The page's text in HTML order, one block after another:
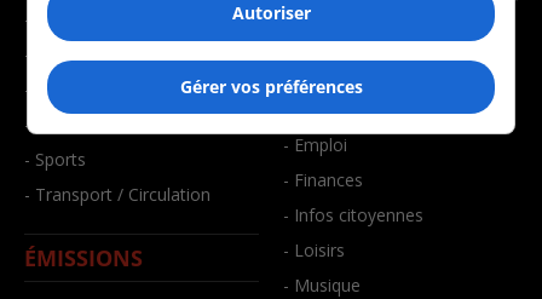
- Éducation
- Environnement
- Faits divers
- Santé et bien-être
- Sports
- Transport / Circulation
ÉMISSIONS
- Affaires
- Art de vivre
- Bien-être
- Emploi
- Finances
- Infos citoyennes
- Loisirs
- Musique
Autoriser
Gérer vos préférences